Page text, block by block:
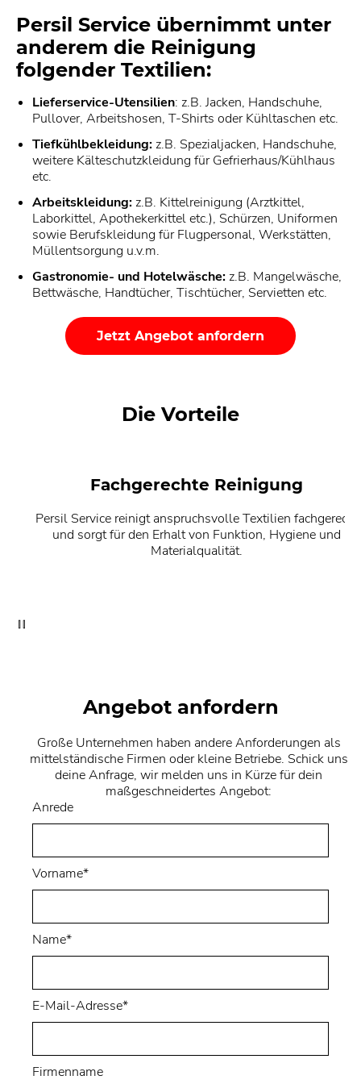
Persil Service übernimmt unter
anderem die Reinigung
folgender Textilien:
Lieferservice-Utensilien: z.B. Jacken, Handschuhe,
Pullover, Arbeitshosen, T-Shirts oder Kühltaschen etc.
Tiefkühlbekleidung: z.B. Spezialjacken, Handschuhe,
weitere Kälteschutzkleidung für Gefrierhaus/Kühlhaus
etc.
Arbeitskleidung: z.B. Kittelreinigung (Arztkittel,
Laborkittel, Apothekerkittel etc.), Schürzen, Uniformen
sowie Berufskleidung für Flugpersonal, Werkstätten,
Müllentsorgung u.v.m.
Gastronomie- und Hotelwäsche: z.B. Mangelwäsche,
Bettwäsche, Handtücher, Tischtücher, Servietten etc.
Jetzt Angebot anfordern
Die Vorteile
Fachgerechte Reinigung
Persil Service reinigt anspruchsvolle Textilien fachgerecht
und sorgt für den Erhalt von Funktion, Hygiene und
Materialqualität.
Angebot anfordern
Große Unternehmen haben andere Anforderungen als
mittelständische Firmen oder kleine Betriebe. Schick uns
deine Anfrage, wir melden uns in Kürze für dein
maßgeschneidertes Angebot:
Anrede
Vorname*
Name*
E-Mail-Adresse*
Firmenname